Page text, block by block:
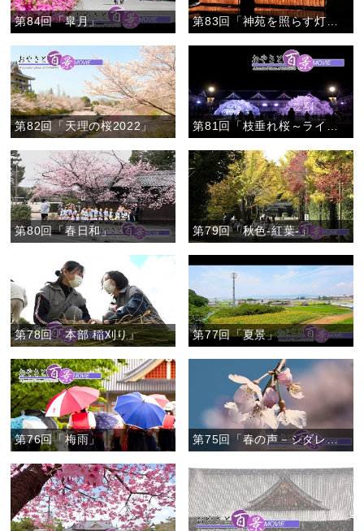
第84回「皐月」 第83回「神苑を照らす灯り」
第82回「天理の桜2022」 第81回「枝垂れ桜～ライトアップ～」
第80回「春日和」 第79回「秋色-紅葉-」
第78回「本部 稲刈り」 第77回「夏景」
第76回「梅雨」 第75回「春の声－シダレザクラ－」